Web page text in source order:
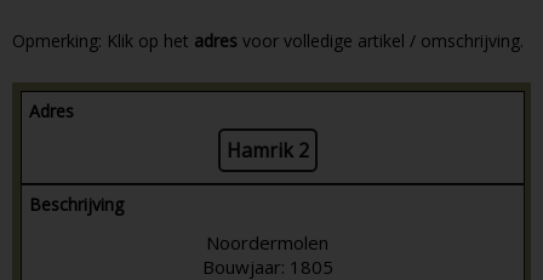
Opmerking: Klik op het adres voor volledige artikel / omschrijving.
Adres
Hamrik 2
Beschrijving
Noordermolen
Bouwjaar: 1805